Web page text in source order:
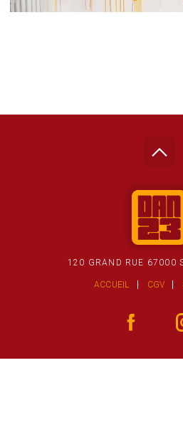
120 GRAND RUE 67000
ACCUEIL CGV